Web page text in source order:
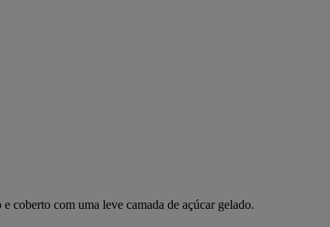
coberto com uma leve camada de açúcar gelado.